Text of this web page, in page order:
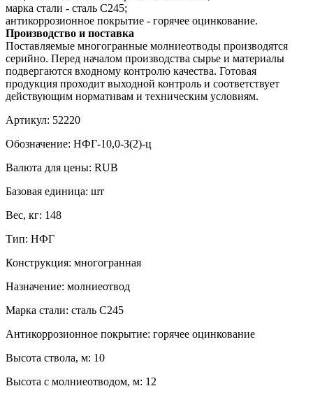
марка стали - сталь С245;
антикоррозионное покрытие - горячее оцинкование.
Производство и поставка
Поставляемые многогранные молниеотводы производятся
серийно. Перед началом производства сырье и материалы
подвергаются входному контролю качества. Готовая
продукция проходит выходной контроль и соответствует
действующим нормативам и техническим условиям.
Артикул: 52220
Обозначение: НФГ-10,0-З(2)-ц
Валюта для цены: RUB
Базовая единица: шт
Вес, кг: 148
Тип: НФГ
Конструкция: многогранная
Назначение: молниеотвод
Марка стали: сталь С245
Антикоррозионное покрытие: горячее оцинкование
Высота ствола, м: 10
Высота с молниеотводом, м: 12